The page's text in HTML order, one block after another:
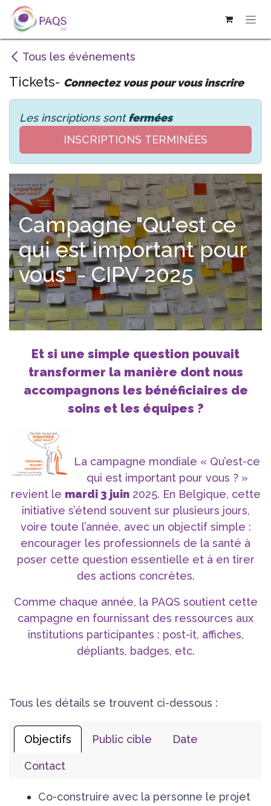
SE RENDRE AU CONTENU
Tous les événements
Tickets- Connectez vous pour vous inscrire
Les inscriptions sont fermées
INSCRIPTIONS TERMINÉES
Campagne "Qu'est ce
qui est important pour
vous" - CIPV 2025
Et si une simple question pouvait
transformer la manière dont nous
accompagnons les bénéficiaires de
soins et les équipes ?
La campagne mondiale « Qu’est-ce
qui est important pour vous ? »
revient le mardi 3 juin2025. En Belgique, cette
initiative s’étend souvent sur plusieurs jours,
voire toute l’année, avec un objectif simple :
encourager les professionnels de la santé à
poser cette question essentielle et à en tirer
des actions concrètes.
Comme chaque année, la PAQS soutient cette
campagne en fournissant des ressources aux
institutions participantes : post-it, affiches,
dépliants, badges, etc.
Tous les détails se trouvent ci-dessous :
Objectifs Public cible Date
Contact
Co-construire avec la personne le projet